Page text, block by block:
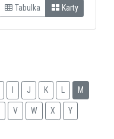
Tabulka Karty
J K M
V W X Y